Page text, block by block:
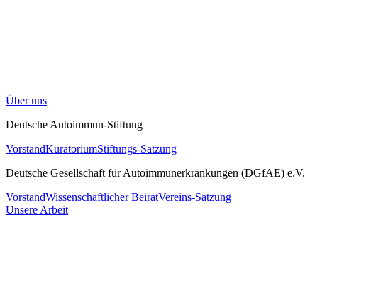
Über uns
Deutsche Autoimmun-Stiftung
VorstandKuratoriumStiftungs-Satzung
Deutsche Gesellschaft für Autoimmunerkrankungen (DGfAE) e.V.
VorstandWissenschaftlicher BeiratVereins-Satzung
Unsere Arbeit